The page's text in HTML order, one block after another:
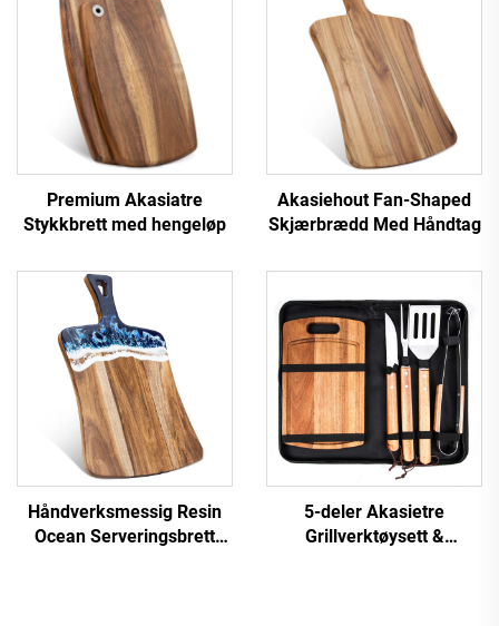
Premium Akasiatre
Stykkbrett med hengeløp
Akasiehout Fan-Shaped
Skjærbrædd Med Håndtag
Håndverksmessig Resin
Ocean Serveringsbrett
5-deler Akasietre
Grillverktøysett &